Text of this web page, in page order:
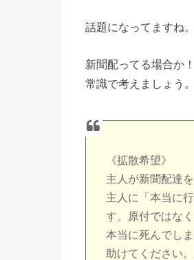
話題になってますね。
新聞配ってる場合か！
常識で考えましょう。
《拡散希望》
主人が新聞配達
主人に「本当に
す。原付ではなく
本当に死んでしま
助けてください